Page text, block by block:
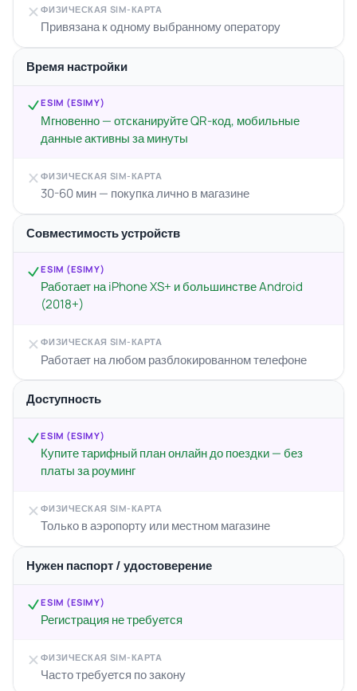
ФИЗИЧЕСКАЯ SIM-КАРТА
Привязана к одному выбранному оператору
Время настройки
ESIM (ESIMY)
Мгновенно — отсканируйте QR-код, мобильные
данные активны за минуты
ФИЗИЧЕСКАЯ SIM-КАРТА
30-60 мин — покупка лично в магазине
Совместимость устройств
ESIM (ESIMY)
Работает на iPhone XS+ и большинстве Android
(2018+)
ФИЗИЧЕСКАЯ SIM-КАРТА
Работает на любом разблокированном телефоне
Доступность
ESIM (ESIMY)
Купите тарифный план онлайн до поездки — без
платы за роуминг
ФИЗИЧЕСКАЯ SIM-КАРТА
Только в аэропорту или местном магазине
Нужен паспорт / удостоверение
ESIM (ESIMY)
Регистрация не требуется
ФИЗИЧЕСКАЯ SIM-КАРТА
Часто требуется по закону